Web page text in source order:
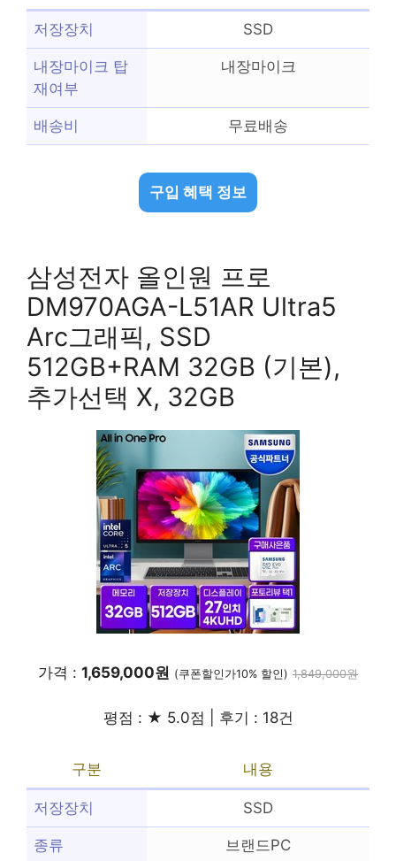
저장장치 SSD
내장마이크 탑
재여부
내장마이크
배송비 무료배송
구입 혜택 정보
삼성전자 올인원 프로
DM970AGA-L51AR Ultra5
Arc그래픽, SSD
512GB+RAM 32GB (기본),
추가선택 X, 32GB
가격 : 1,659,000원 (쿠폰할인가10% 할인) 1,849,000원
평점 : ★ 5.0점 | 후기 : 18건
구분 내용
저장장치 SSD
종류 브랜드PC